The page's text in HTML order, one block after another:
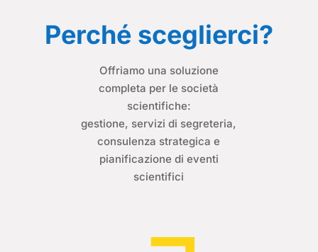
Perché sceglierci?
Offriamo una soluzione
completa per le società
scientifiche:
gestione, servizi di segreteria,
consulenza strategica e
pianificazione di eventi
scientifici